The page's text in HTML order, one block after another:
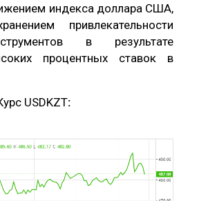
индекса доллара США,
привлекательности
в результате
процентных ставок в
USDKZT: